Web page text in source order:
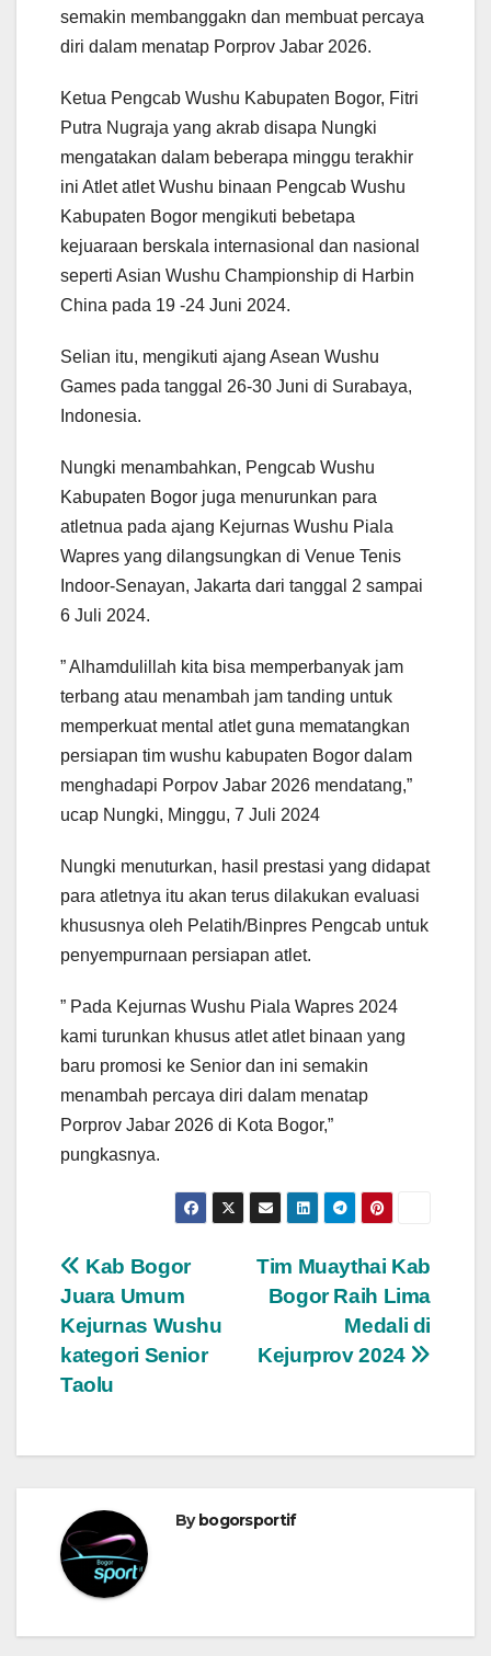
semakin membanggakn dan membuat percaya
diri dalam menatap Porprov Jabar 2026.
Ketua Pengcab Wushu Kabupaten Bogor, Fitri
Putra Nugraja yang akrab disapa Nungki
mengatakan dalam beberapa minggu terakhir
ini Atlet atlet Wushu binaan Pengcab Wushu
Kabupaten Bogor mengikuti bebetapa
kejuaraan berskala internasional dan nasional
seperti Asian Wushu Championship di Harbin
China pada 19 -24 Juni 2024.
Selian itu, mengikuti ajang Asean Wushu
Games pada tanggal 26-30 Juni di Surabaya,
Indonesia.
Nungki menambahkan, Pengcab Wushu
Kabupaten Bogor juga menurunkan para
atletnua pada ajang Kejurnas Wushu Piala
Wapres yang dilangsungkan di Venue Tenis
Indoor-Senayan, Jakarta dari tanggal 2 sampai
6 Juli 2024.
” Alhamdulillah kita bisa memperbanyak jam
terbang atau menambah jam tanding untuk
memperkuat mental atlet guna mematangkan
persiapan tim wushu kabupaten Bogor dalam
menghadapi Porpov Jabar 2026 mendatang,”
ucap Nungki, Minggu, 7 Juli 2024
Nungki menuturkan, hasil prestasi yang didapat
para atletnya itu akan terus dilakukan evaluasi
khususnya oleh Pelatih/Binpres Pengcab untuk
penyempurnaan persiapan atlet.
” Pada Kejurnas Wushu Piala Wapres 2024
kami turunkan khusus atlet atlet binaan yang
baru promosi ke Senior dan ini semakin
menambah percaya diri dalam menatap
Porprov Jabar 2026 di Kota Bogor,”
pungkasnya.
Navigasi
pos
Tim Muaythai Kab
Bogor Raih Lima
Medali di
Kejurprov 2024
Kab Bogor
Juara Umum
Kejurnas Wushu
kategori Senior
Taolu
Bybogorsportif